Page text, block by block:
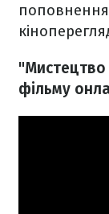
"Мистецтво
фільму